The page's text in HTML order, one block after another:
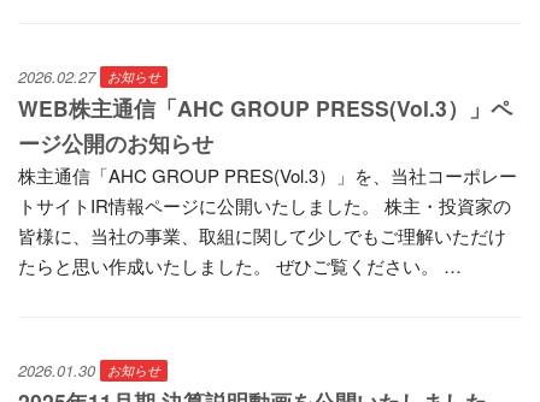
2026.02.27 お知らせ
WEB株主通信「AHC GROUP PRESS(Vol.3）」ペ
ージ公開のお知らせ
株主通信「AHC GROUP PRES(Vol.3）」を、当社コーポレー
トサイトIR情報ページに公開いたしました。 株主・投資家の
皆様に、当社の事業、取組に関して少しでもご理解いただけ
たらと思い作成いたしました。 ぜひご覧ください。 …
2026.01.30 お知らせ